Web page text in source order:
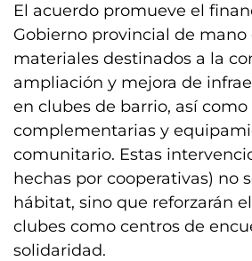
El acuerdo promueve el
Gobierno provincial de mano
materiales destinados a la
ampliación y mejora de
en clubes de barrio, así como
complementarias y
comunitario. Estas
hechas por cooperativas) no
hábitat, sino que reforzarán
clubes como centros de
solidaridad.